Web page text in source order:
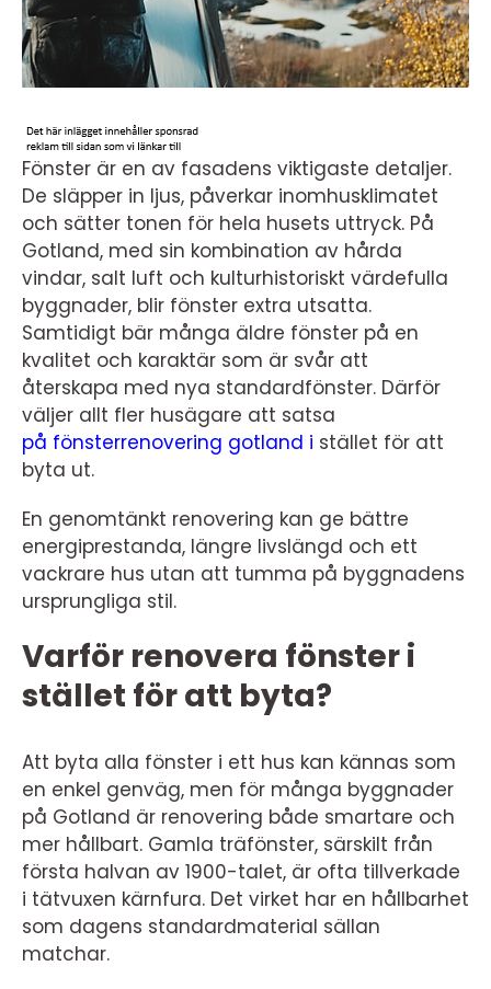
Fönster är en av fasadens viktigaste detaljer.
De släpper in ljus, påverkar inomhusklimatet
och sätter tonen för hela husets uttryck. På
Gotland, med sin kombination av hårda
vindar, salt luft och kulturhistoriskt värdefulla
byggnader, blir fönster extra utsatta.
Samtidigt bär många äldre fönster på en
kvalitet och karaktär som är svår att
återskapa med nya standardfönster. Därför
väljer allt fler husägare att satsa
på fönsterrenovering gotland i stället för att
byta ut.
En genomtänkt renovering kan ge bättre
energiprestanda, längre livslängd och ett
vackrare hus utan att tumma på byggnadens
ursprungliga stil.
Varför renovera fönster i
stället för att byta?
Att byta alla fönster i ett hus kan kännas som
en enkel genväg, men för många byggnader
på Gotland är renovering både smartare och
mer hållbart. Gamla träfönster, särskilt från
första halvan av 1900-talet, är ofta tillverkade
i tätvuxen kärnfura. Det virket har en hållbarhet
som dagens standardmaterial sällan
matchar.